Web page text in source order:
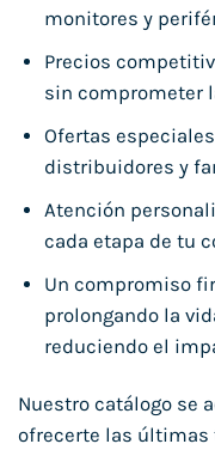
monitores y
Precios
sin comprometer
Ofertas
distribuidores y
Atención
cada etapa de tu
Un compromiso
prolongando la
reduciendo el
Nuestro catálogo se
ofrecerte las últimas